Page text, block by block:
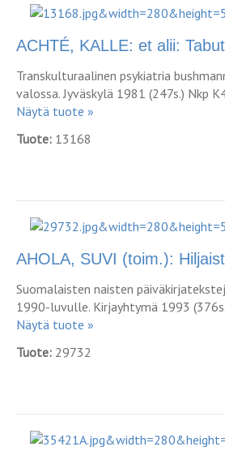
ACHTÉ, KALLE: et alii:
Transkulturaalinen psykiatria
valossa. Jyväskylä 1981 (247s.) Nkp
Näytä tuote »
Tuote: 13168
AHOLA, SUVI (toim.):
Suomalaisten naisten
1990-luvulle. Kirjayhtymä 1993
Näytä tuote »
Tuote: 29732